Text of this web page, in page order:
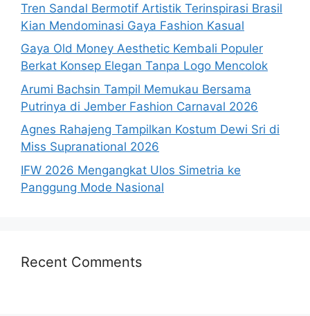
Tren Sandal Bermotif Artistik Terinspirasi Brasil
Kian Mendominasi Gaya Fashion Kasual
Gaya Old Money Aesthetic Kembali Populer
Berkat Konsep Elegan Tanpa Logo Mencolok
Arumi Bachsin Tampil Memukau Bersama
Putrinya di Jember Fashion Carnaval 2026
Agnes Rahajeng Tampilkan Kostum Dewi Sri di
Miss Supranational 2026
IFW 2026 Mengangkat Ulos Simetria ke
Panggung Mode Nasional
Recent Comments